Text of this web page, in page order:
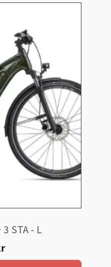
STA - L